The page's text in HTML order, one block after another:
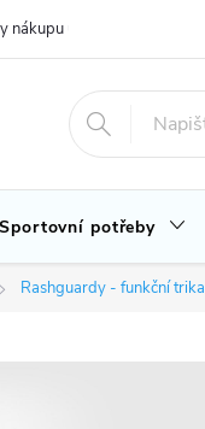
nákupu u nás
Sportovní potřeby
Rashguardy - funkční trika